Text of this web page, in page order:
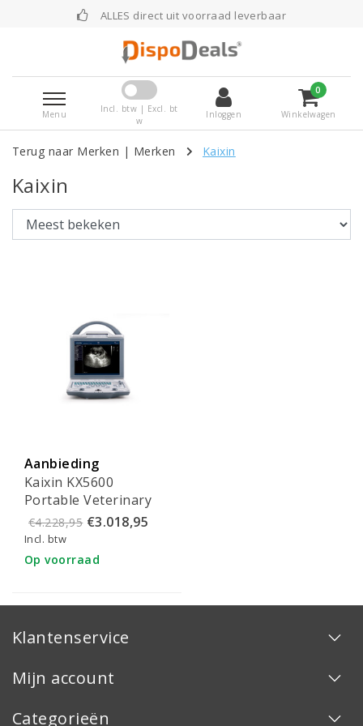
ALLES direct uit voorraad leverbaar
Menu
Incl. btw | Excl. bt
w
Inloggen
0
Winkelwagen
Terug naar Merken | Merken Kaixin
Kaixin
Aanbieding
Kaixin KX5600
Portable Veterinary
Ultrasound (Set)
€4.228,95 €3.018,95
Incl. btw
Op voorraad
Klantenservice
Mijn account
Categorieën